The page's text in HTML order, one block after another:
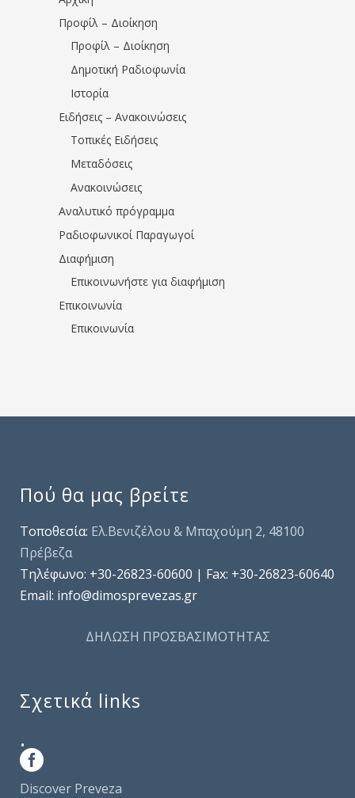
Προφίλ – Διοίκηση
Προφίλ – Διοίκηση
Δημοτική Ραδιοφωνία
Ιστορία
Ειδήσεις – Ανακοινώσεις
Τοπικές Ειδήσεις
Μεταδόσεις
Ανακοινώσεις
Αναλυτικό πρόγραμμα
Ραδιοφωνικοί Παραγωγοί
Διαφήμιση
Επικοινωνήστε για διαφήμιση
Επικοινωνία
Επικοινωνία
Πού θα μας βρείτε
Τοποθεσία: Ελ.Βενιζέλου & Μπαχούμη 2, 48100
Πρέβεζα
Τηλέφωνo: +30-26823-60600 | Fax: +30-26823-60640
Email: info@dimosprevezas.gr
ΔΗΛΩΣΗ ΠΡΟΣΒΑΣΙΜΟΤΗΤΑΣ
Σχετικά links
.
Discover Preveza